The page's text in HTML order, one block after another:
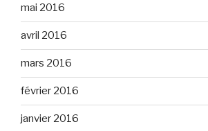
mai 2016
avril 2016
mars 2016
février 2016
janvier 2016